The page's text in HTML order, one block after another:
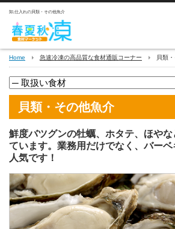
卸,仕入れの貝類・その他魚介
Home 急速冷凍の高品質な食材通販コーナー 貝類
貝類・その他魚介
鮮度バツグンの牡蠣、ホタテ、ほや
ています。業務用だけでなく、バー
人気です！